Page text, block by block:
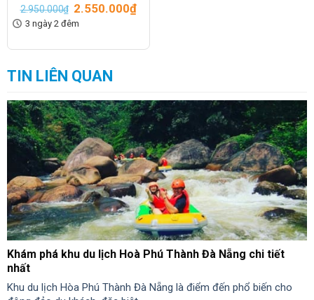
2.950.000₫ 2.550.000₫
3 ngày 2 đêm
TIN LIÊN QUAN
Khám phá khu du lịch Hoà Phú Thành Đà Nẵng chi tiết
nhất
Khu du lịch Hòa Phú Thành Đà Nẵng là điểm đến phổ biến cho